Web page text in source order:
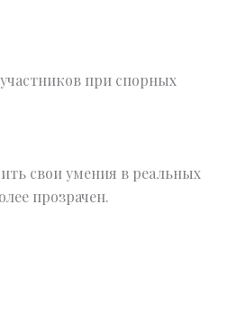
при спорных
свои умения в реальных
прозрачен.